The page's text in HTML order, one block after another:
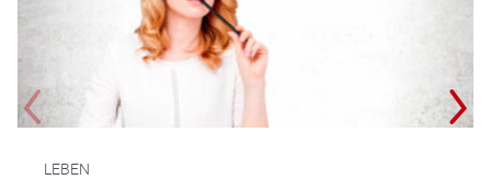
LEBEN